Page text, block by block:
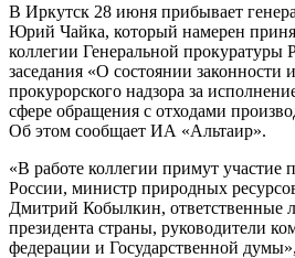
В Иркутск 28 июня прибывает
Юрий Чайка, который намерен
коллегии Генеральной прокуратуры
заседания «О состоянии законности
прокурорского надзора за
сфере обращения с отходами
Об этом сообщает ИА «Альтаир».
«В работе коллегии примут участие
России, министр природных
Дмитрий Кобылкин, ответственные
президента страны, руководители
федерации и Государственной